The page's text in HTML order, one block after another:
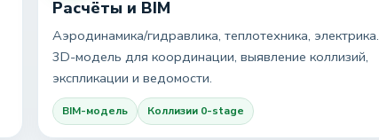
Расчёты и BIM
Аэродинамика/гидравлика, теплотехника, электрика.
3D-модель для координации, выявление коллизий,
экспликации и ведомости.
BIM-модель Коллизии 0-stage